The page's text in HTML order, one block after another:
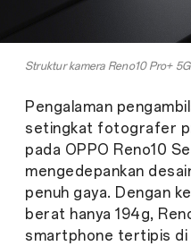
Struktur kamera Reno10 Pro+ 5G
Pengalaman
setingkat fotografer
pada OPPO Reno10
mengedepankan
penuh gaya. Dengan
berat hanya 194g,
smartphone tertipis di